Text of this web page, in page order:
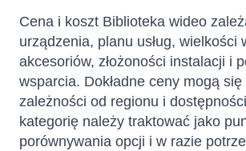
Cena i koszt Biblioteka wideo
urządzenia, planu usług, wielkości
akcesoriów, złożoności instalacji i
wsparcia. Dokładne ceny mogą
zależności od regionu i
kategorię należy traktować jako
porównywania opcji i w razie